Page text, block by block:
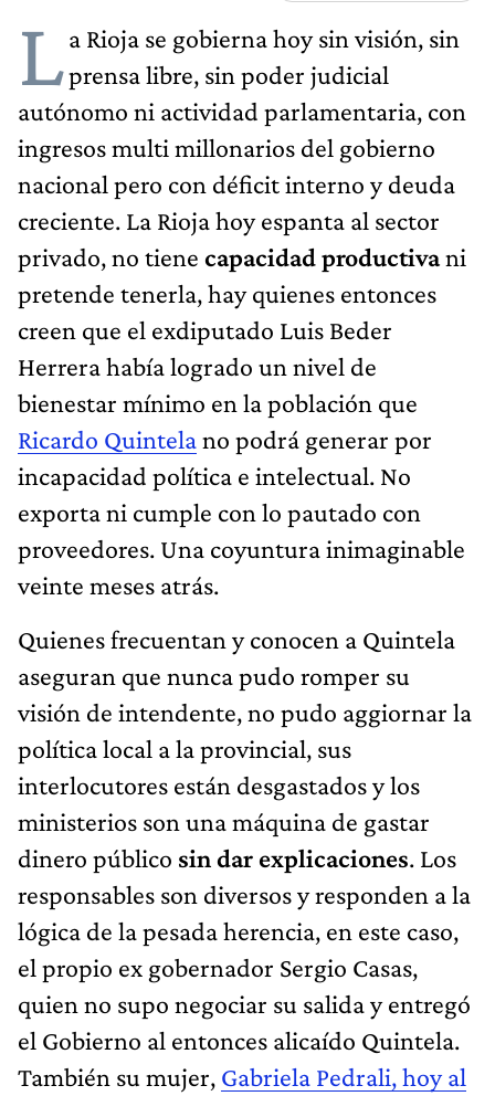
La Rioja se gobierna hoy sin visión, sin
prensa libre, sin poder judicial
autónomo ni actividad parlamentaria, con
ingresos multi millonarios del gobierno
nacional pero con déficit interno y deuda
creciente. La Rioja hoy espanta al sector
privado, no tiene capacidad productivani
pretende tenerla, hay quienes entonces
creen que el exdiputado Luis Beder
Herrera había logrado un nivel de
bienestar mínimo en la población que
Ricardo Quintelano podrá generar por
incapacidad política e intelectual. No
exporta ni cumple con lo pautado con
proveedores. Una coyuntura inimaginable
veinte meses atrás.
Quienes frecuentan y conocen a Quintela
aseguran que nunca pudo romper su
visión de intendente, no pudo aggiornar la
política local a la provincial, sus
interlocutores están desgastados y los
ministerios son una máquina de gastar
dinero público sin dar explicaciones. Los
responsables son diversos y responden a la
lógica de la pesada herencia, en este caso,
el propio ex gobernador Sergio Casas,
quien no supo negociar su salida y entregó
el Gobierno al entonces alicaído Quintela.
También su mujer, Gabriela Pedrali, hoy al